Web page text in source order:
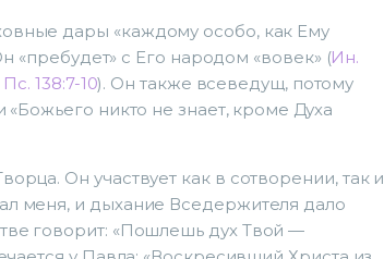
дары «каждому особо, как Ему
«пребудет» с Его народом «вовек» (Ин.
Пс. 138:7-10). Он также всеведущ, потому
никто не знает, кроме Духа
Он участвует как в сотворении, так и
меня, и дыхание Вседержителя дало
говорит: «Пошлешь дух Твой —